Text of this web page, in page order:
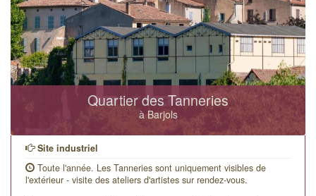
Quartier des Tanneries
à Barjols
Site industriel
Toute l'année. Les Tanneries sont uniquement visibles de
l'extérieur - visite des ateliers d'artistes sur rendez-vous.